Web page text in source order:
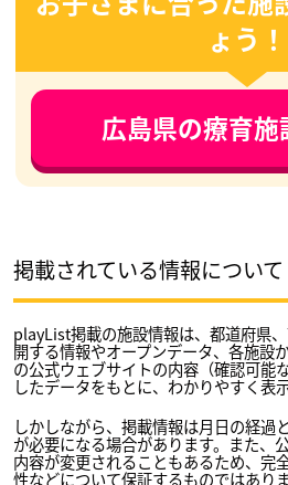
ょう！
広島県の療育施
掲載されている情報について
playList掲載の施設情報は、都道府県
開する情報やオープンデータ、各施設
の公式ウェブサイトの内容（確認可能
したデータをもとに、わかりやすく表
しかしながら、掲載情報は月日の経過
が必要になる場合があります。また、
内容が変更されることもあるため、完
性などについて保証するものではありま